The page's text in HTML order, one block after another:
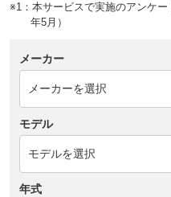
※1：本サービスで実施のアンケ
年5月）
メーカー
モデル
年式